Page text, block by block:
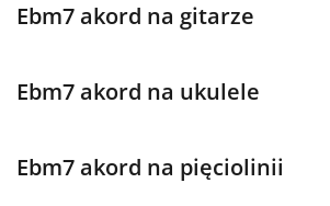
Ebm7 akord na gitarze
Ebm7 akord na ukulele
Ebm7 akord na pięciolinii